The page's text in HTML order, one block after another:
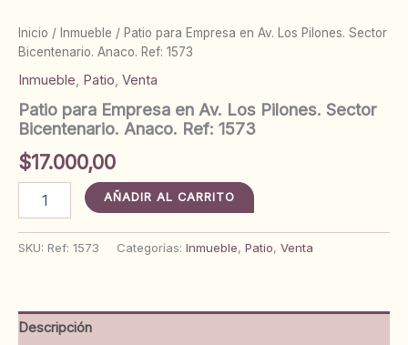
Inicio / Inmueble / Patio para Empresa en Av. Los Pilones. Sector
Bicentenario. Anaco. Ref: 1573
Inmueble, Patio, Venta
Patio para Empresa en Av. Los Pilones. Sector
Bicentenario. Anaco. Ref: 1573
$17.000,00
en
Sector
Bicentenario.
AÑADIR AL CARRITO
SKU: Ref: 1573 Categorías: Inmueble, Patio, Venta
Descripción